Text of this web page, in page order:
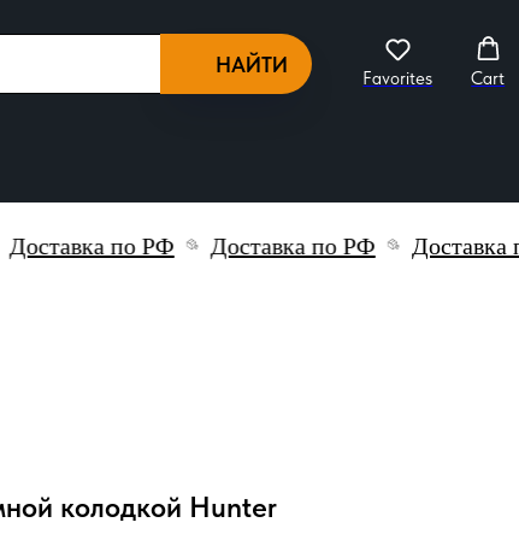
Favorites Cart
по РФ Доставка по РФ Доставка
колодкой Hunter